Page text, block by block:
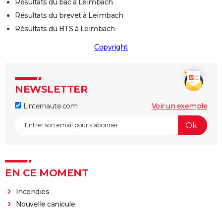
Résultats du bac à Leimbach
Résultats du brevet à Leimbach
Résultats du BTS à Leimbach
Copyright
NEWSLETTER
Linternaute.com Voir un exemple
EN CE MOMENT
Incendies
Nouvelle canicule